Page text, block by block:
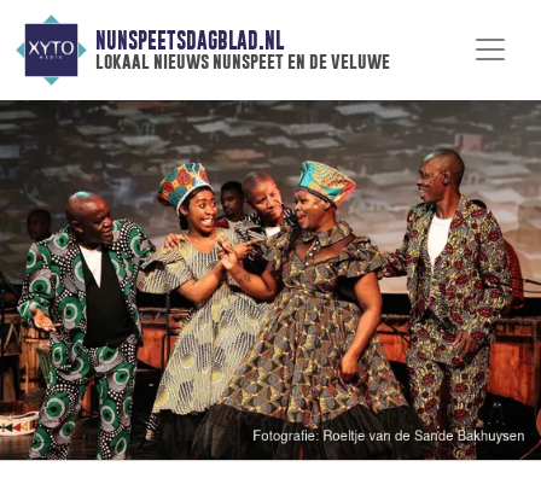
NUNSPEETSDAGBLAD.NL
lokaal nieuws nunspeet en de veluwe